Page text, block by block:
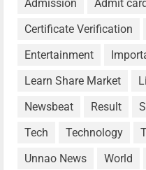
Admission Admit
Certificate Verification
Entertainment
Learn Share Market
Newsbeat
Result
Tech
Technology
Unnao News
World